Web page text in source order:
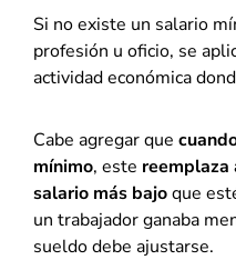
Si no existe un salario
profesión u oficio, se
actividad económica
Cabe agregar que
mínimo, este reemplaza
salario más bajoque
un trabajador ganaba
sueldo debe ajustarse.